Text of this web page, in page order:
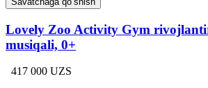
Lovely Zoo Activity Gym
musiqali, 0+
417 000 UZS